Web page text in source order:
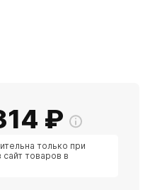
₽
только при
сайт товаров в